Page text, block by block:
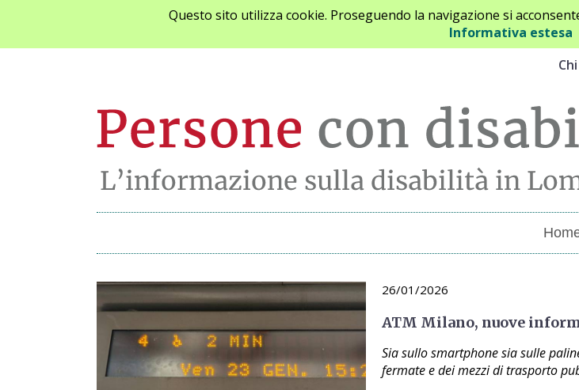
Questo sito utilizza cookie. Proseguendo la navigazione si
Informativa estesa
Archivio notizie 26/01/2026
ATM Milano, nuove
Sia sullo smartphone sia sulle
fermate e dei mezzi di trasporto